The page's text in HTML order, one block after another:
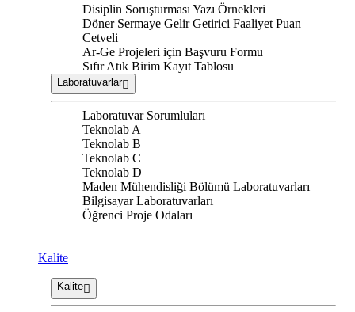
Disiplin Soruşturması Yazı Örnekleri
Döner Sermaye Gelir Getirici Faaliyet Puan
Cetveli
Ar-Ge Projeleri için Başvuru Formu
Sıfır Atık Birim Kayıt Tablosu
Laboratuvarlar
Laboratuvar Sorumluları
Teknolab A
Teknolab B
Teknolab C
Teknolab D
Maden Mühendisliği Bölümü Laboratuvarları
Bilgisayar Laboratuvarları
Öğrenci Proje Odaları
Kalite
Kalite